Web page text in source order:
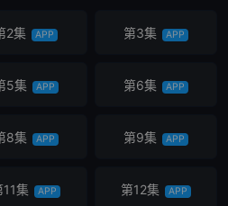
2集 APP 第3集 APP
5集 APP 第6集 APP
8集 APP 第9集 APP
11集 APP 第12集 APP